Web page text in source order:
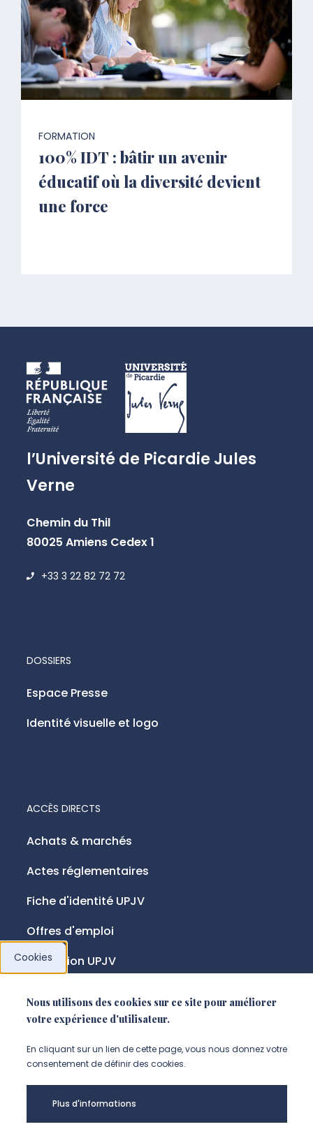
FORMATION
100% IDT : bâtir un avenir
éducatif où la diversité devient
une force
l’Université de Picardie Jules
Verne
Chemin du Thil
80025 Amiens Cedex 1
+33 3 22 82 72 72
ACCÈS DIRECTS
Achats & marchés
Actes réglementaires
Fiche d'identité UPJV
Offres d'emploi
Fondation UPJV
DOSSIERS
Espace Presse
Identité visuelle et logo
NOUS SUIVRE
Suivez-nous sur instagram
Suivez-nous sur linkedin
Suivez-nous sur
Mentions légales
Accessibilité
Cookies
Nous utilisons des cookies sur ce site pour améliorer
votre expérience d'utilisateur.
En cliquant sur un lien de cette page, vous nous donnez votre
consentement de définir des cookies.
Plus d'informations